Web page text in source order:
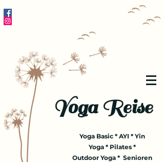
Yoga Reise
Yoga Basic * AYI * Yin
Yoga * Pilates *
Outdoor Yoga * Senioren